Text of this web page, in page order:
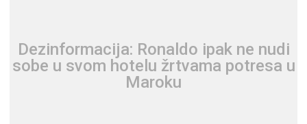
Dezinformacija: Ronaldo ipak ne nudi
sobe u svom hotelu žrtvama potresa u
Maroku